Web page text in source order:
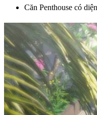
Căn Penthouse có